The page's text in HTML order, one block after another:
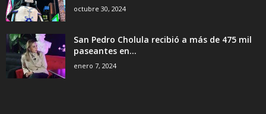
octubre 30, 2024
San Pedro Cholula recibió a más de 475 mil
paseantes en...
enero 7, 2024